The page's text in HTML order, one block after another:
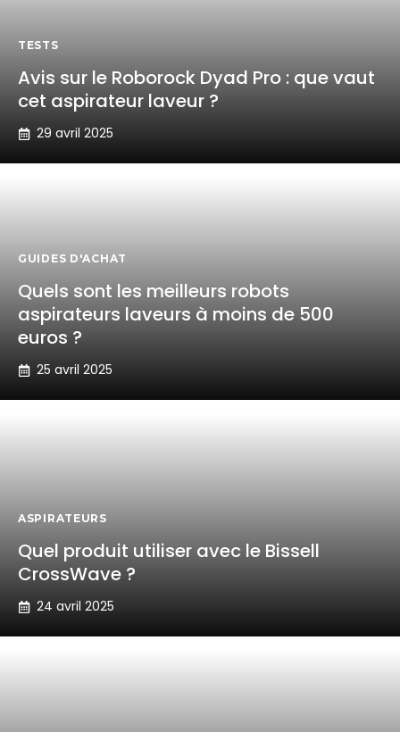
TESTS
Avis sur le Roborock Dyad Pro : que vaut
cet aspirateur laveur ?
29 avril 2025
GUIDES D'ACHAT
Quels sont les meilleurs robots
aspirateurs laveurs à moins de 500
euros ?
25 avril 2025
ASPIRATEURS
Quel produit utiliser avec le Bissell
CrossWave ?
24 avril 2025